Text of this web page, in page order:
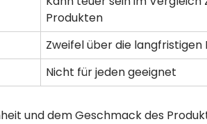
Produkten
Zweifel über die langfristigen
Nicht für jeden geeignet
und dem Geschmack des